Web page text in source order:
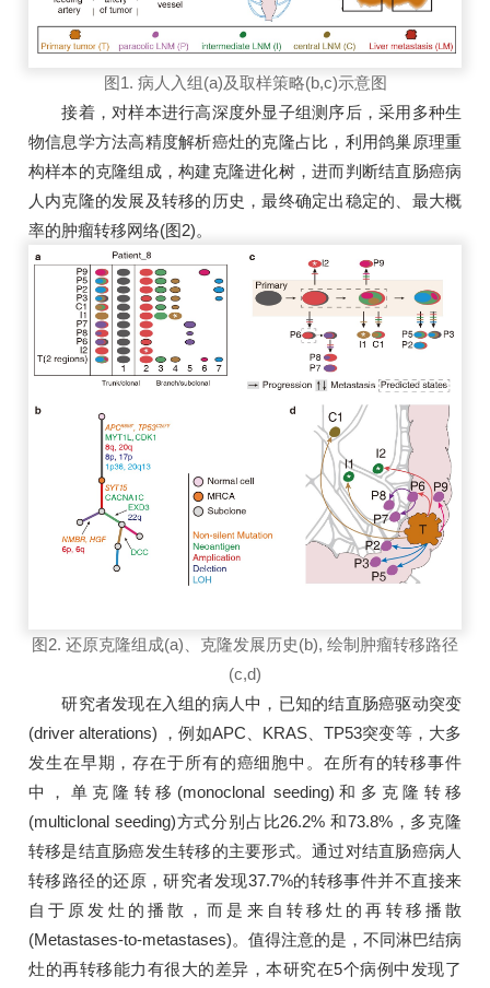
图1. 病人入组(a)及取样策略(b,c)示意图
接着，对样本进行高深度外显子组测序后，采用多种生
物信息学方法高精度解析癌灶的克隆占比，利用鸽巢原理重
构样本的克隆组成，构建克隆进化树，进而判断结直肠癌病
人内克隆的发展及转移的历史，最终确定出稳定的、最大概
率的肿瘤转移网络(图2)。
图2. 还原克隆组成(a)、克隆发展历史(b), 绘制肿瘤转移路径
(c,d)
研究者发现在入组的病人中，已知的结直肠癌驱动突变
(driver alterations) ，例如APC、KRAS、TP53突变等，大多
发生在早期，存在于所有的癌细胞中。在所有的转移事件
中，单克隆转移(monoclonal seeding)和多克隆转移
(multiclonal seeding)方式分别占比26.2% 和73.8%，多克隆
转移是结直肠癌发生转移的主要形式。通过对结直肠癌病人
转移路径的还原，研究者发现37.7%的转移事件并不直接来
自于原发灶的播散，而是来自转移灶的再转移播散
(Metastases-to-metastases)。值得注意的是，不同淋巴结病
灶的再转移能力有很大的差异，本研究在5个病例中发现了